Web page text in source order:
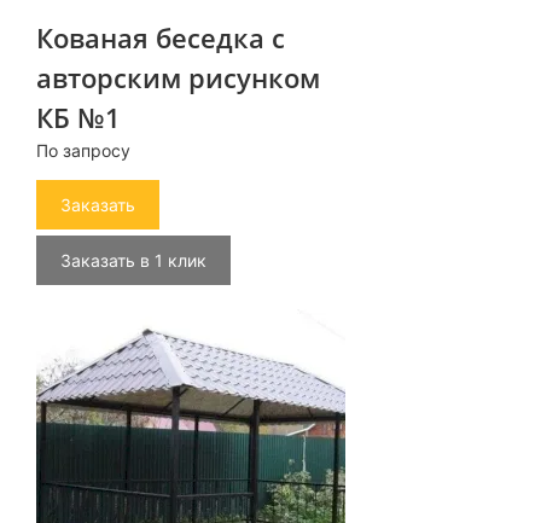
Кованая беседка с
авторским рисунком
КБ №1
По запросу
Заказать
Заказать в 1 клик